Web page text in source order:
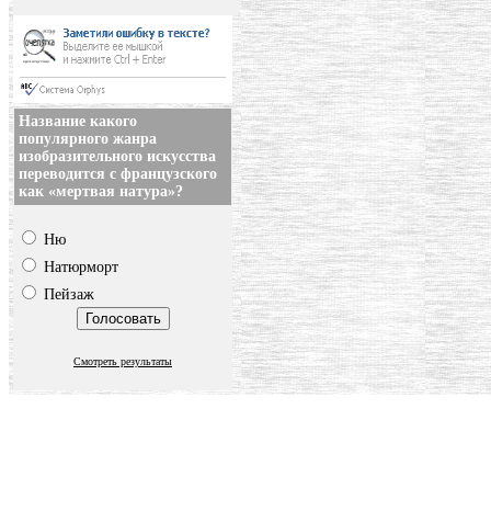
Название какого
популярного жанра
изобразительного искусства
переводится с французского
как «мертвая натура»?
Ню
Натюрморт
Пейзаж
Смотреть результаты